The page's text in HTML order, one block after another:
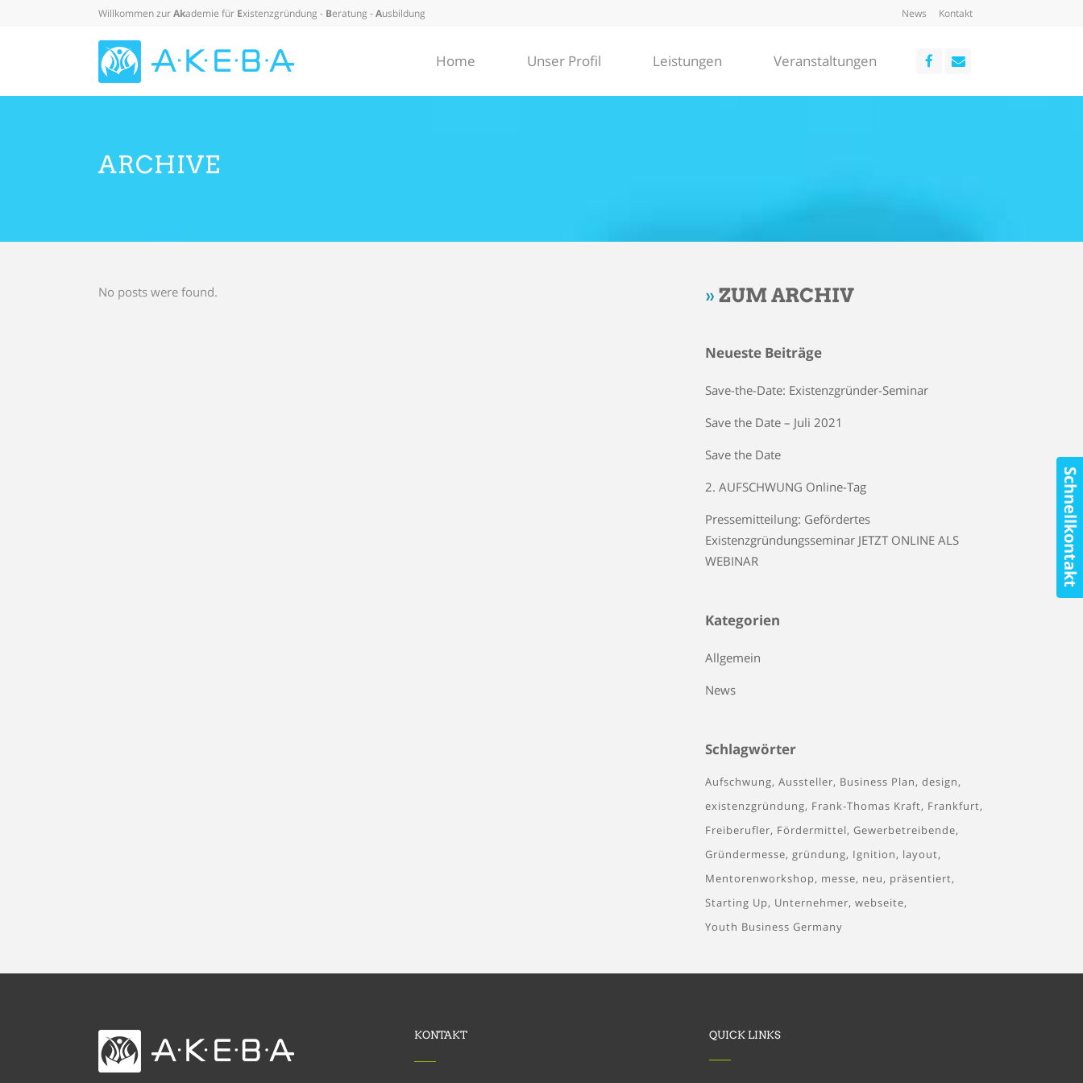
Willkommen zurAkademie für Existenzgründung - Beratung -Ausbildung News Kontakt
Home Unser Profil Leistungen Veranstaltungen
ARCHIVE
No posts were found. »ZUM ARCHIV
Neueste Beiträge
Save-the-Date: Existenzgründer-Seminar
Save the Date – Juli 2021
Save the Date
2. AUFSCHWUNG Online-Tag
Pressemitteilung: Gefördertes
Existenzgründungsseminar JETZT ONLINE ALS
WEBINAR
Kategorien
Allgemein
News
Schlagwörter
Aufschwung Aussteller Business Plan design
existenzgründung Frank-Thomas Kraft Frankfurt
Freiberufler Fördermittel Gewerbetreibende
Gründermesse gründung Ignition
layout
Mentorenworkshop messe neu
präsentiert
Starting Up Unternehmer webseite
Youth Business Germany
KONTAKT QUICK LINKS
Schnellkontakt